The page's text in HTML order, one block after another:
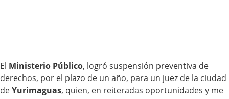
El Ministerio Público, logró suspensión preventiva de
derechos, por el plazo de un año, para un juez de la ciudad
deYurimaguas, quien, en reiteradas oportunidades y me